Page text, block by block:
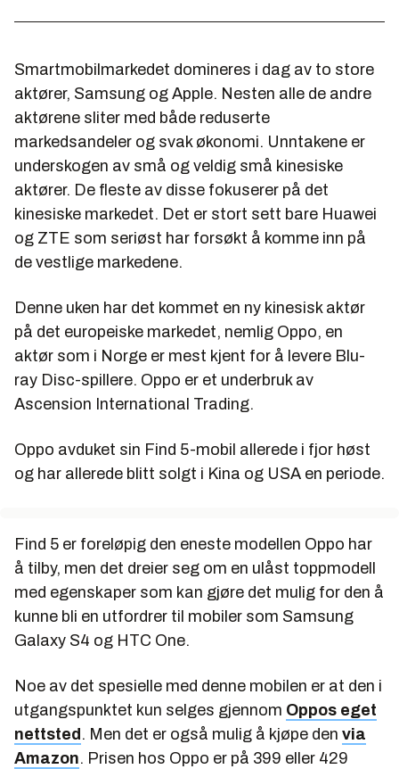
Smartmobilmarkedet domineres i dag av to store
aktører, Samsung og Apple. Nesten alle de andre
aktørene sliter med både reduserte
markedsandeler og svak økonomi. Unntakene er
underskogen av små og veldig små kinesiske
aktører. De fleste av disse fokuserer på det
kinesiske markedet. Det er stort sett bare Huawei
og ZTE som seriøst har forsøkt å komme inn på
de vestlige markedene.
Denne uken har det kommet en ny kinesisk aktør
på det europeiske markedet, nemlig Oppo, en
aktør som i Norge er mest kjent for å levere Blu-
ray Disc-spillere. Oppo er et underbruk av
Ascension International Trading.
Oppo avduket sin Find 5-mobil allerede i fjor høst
og har allerede blitt solgt i Kina og USA en periode.
Find 5 er foreløpig den eneste modellen Oppo har
å tilby, men det dreier seg om en ulåst toppmodell
med egenskaper som kan gjøre det mulig for den å
kunne bli en utfordrer til mobiler som Samsung
Galaxy S4 og HTC One.
Noe av det spesielle med denne mobilen er at den i
utgangspunktet kun selges gjennom Oppos eget
nettsted. Men det er også mulig å kjøpe den via
Amazon. Prisen hos Oppo er på 399 eller 429